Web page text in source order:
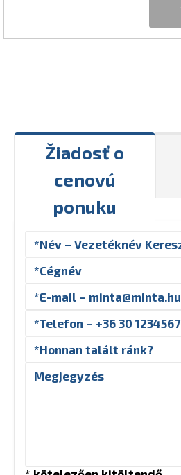
Žiadosť o
cenovú
ponuku